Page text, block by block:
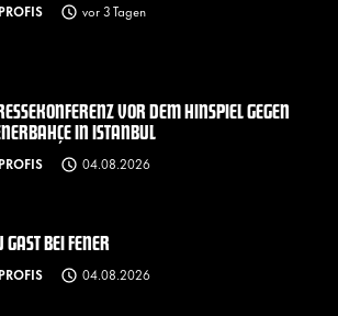
PROFIS vor 3 Tagen
VOR DEM HINSPIEL GEGEN
IN ISTANBUL
PROFIS 04.08.2026
GAST BEI FENER
PROFIS 04.08.2026